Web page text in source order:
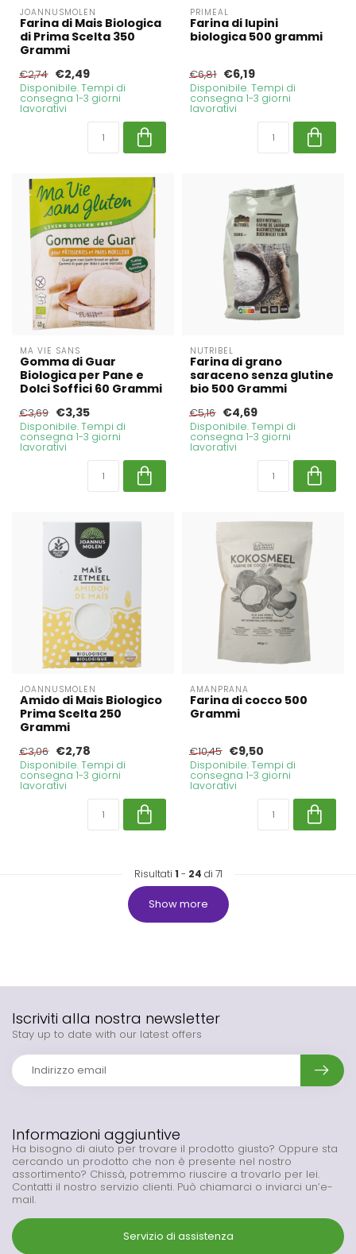
JOANNUSMOLEN
Farina di Mais Biologica
di Prima Scelta 350
Grammi
€2,74 €2,49
Disponibile. Tempi di
consegna 1-3 giorni
lavorativi
PRIMEAL
Farina di lupini
biologica 500 grammi
€6,81 €6,19
Disponibile. Tempi di
consegna 1-3 giorni
lavorativi
MA VIE SANS
Gomma di Guar
Biologica per Pane e
Dolci Soffici 60 Grammi
€3,69 €3,35
Disponibile. Tempi di
consegna 1-3 giorni
lavorativi
NUTRIBEL
Farina di grano
saraceno senza glutine
bio 500 Grammi
€5,16 €4,69
Disponibile. Tempi di
consegna 1-3 giorni
lavorativi
JOANNUSMOLEN
Amido di Mais Biologico
Prima Scelta 250
Grammi
€3,06 €2,78
Disponibile. Tempi di
consegna 1-3 giorni
lavorativi
AMANPRANA
Farina di cocco 500
Grammi
€10,45 €9,50
Disponibile. Tempi di
consegna 1-3 giorni
lavorativi
Risultati 1 - 24 di 71
Show more
Informazioni aggiuntive
Ha bisogno di aiuto per trovare il prodotto giusto? Oppure sta
cercando un prodotto che non è presente nel nostro
assortimento? Chissà, potremmo riuscire a trovarlo per lei.
Contatti il nostro servizio clienti. Può chiamarci o inviarci un’e-
mail.
Servizio di assistenza
Iscriviti alla nostra newsletter
Stay up to date with our latest offers